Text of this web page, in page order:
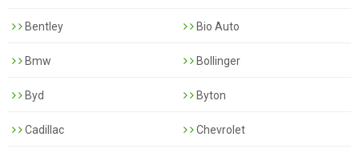
Bentley Bio Auto
Bmw Bollinger
Byd Byton
Cadillac Chevrolet